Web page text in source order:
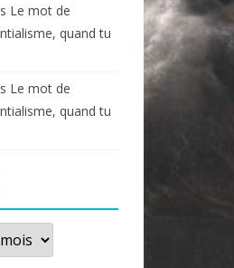
Le mot de
quand tu
Le mot de
quand tu